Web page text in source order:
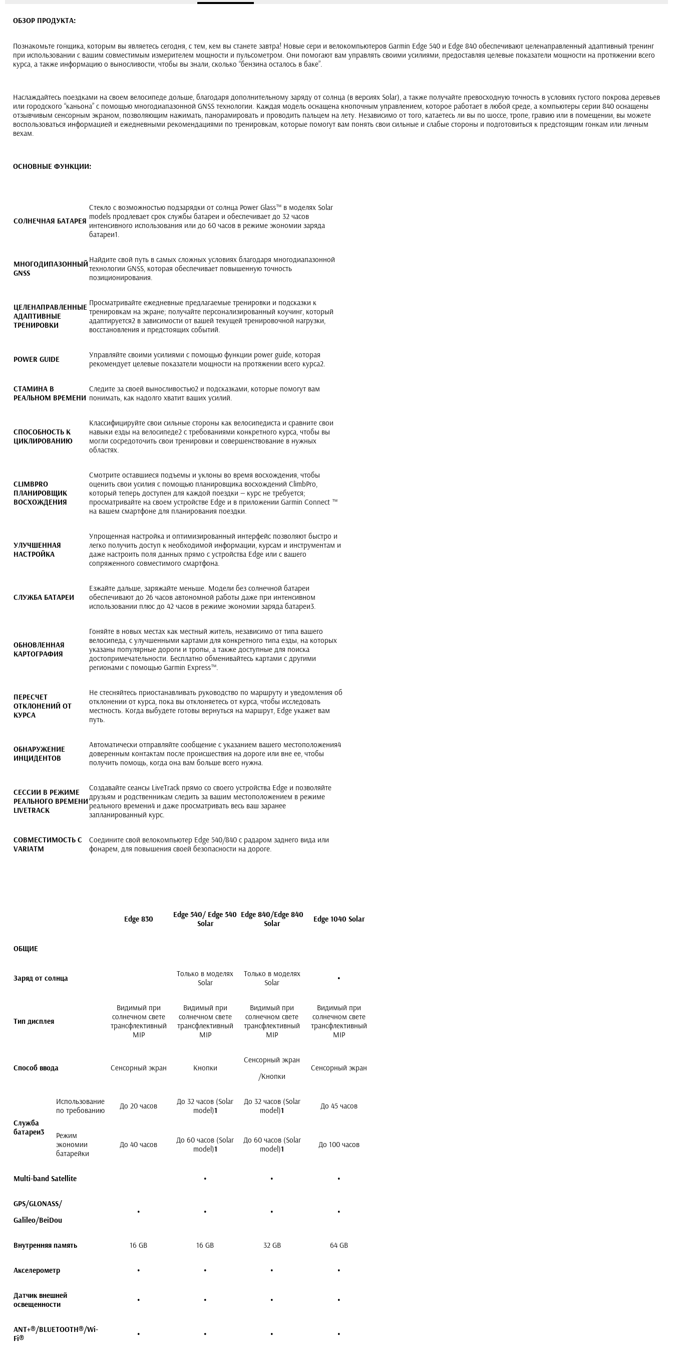
ОБЗОР ПРОДУКТА:
Познакомьте гонщика, которым вы являетесь сегодня, с тем, кем вы станете завтра! Новые сери и велокомпьютеров Garmin Edge 540 и Edge 840 обеспечивают целенаправленный адаптивный тренинг
при использовании с вашим совместимым измерителем мощности и пульсометром. Они помогают вам управлять своими усилиями, предоставляя целевые показатели мощности на протяжении всего
курса, а также информацию о выносливости, чтобы вы знали, сколько “бензина осталось в баке”.
Наслаждайтесь поездками на своем велосипеде дольше, благодаря дополнительному заряду от солнца (в версиях Solar), а также получайте превосходную точность в условиях густого покрова деревьев
или городского “каньона” с помощью многодиапазонной GNSS технологии. Каждая модель оснащена кнопочным управлением, которое работает в любой среде, а компьютеры серии 840 оснащены
отзывчивым сенсорным экраном, позволяющим нажимать, панорамировать и проводить пальцем на лету. Независимо от того, катаетесь ли вы по шоссе, тропе, гравию или в помещении, вы можете
воспользоваться информацией и ежедневными рекомендациями по тренировкам, которые помогут вам понять свои сильные и слабые стороны и подготовиться к предстоящим гонкам или личным
вехам.
ОСНОВНЫЕ ФУНКЦИИ:
СОЛНЕЧНАЯ БАТАРЕЯ
Стекло с возможностью подзарядки от солнца Power Glass™ в моделях Solar
models продлевает срок службы батареи и обеспечивает до 32 часов
интенсивного использования или до 60 часов в режиме экономии заряда
батареи1.
МНОГОДИПАЗОННЫЙ
GNSS
Найдите свой путь в самых сложных условиях благодаря многодиапазонной
технологии GNSS, которая обеспечивает повышенную точность
позиционирования.
ЦЕЛЕНАПРАВЛЕННЫЕ
АДАПТИВНЫЕ
ТРЕНИРОВКИ
Просматривайте ежедневные предлагаемые тренировки и подсказки к
тренировкам на экране; получайте персонализированный коучинг, который
адаптируется2 в зависимости от вашей текущей тренировочной нагрузки,
восстановления и предстоящих событий.
POWER GUIDE
Управляйте своими усилиями с помощью функции power guide, которая
рекомендует целевые показатели мощности на протяжении всего курса2.
СТАМИНА В
РЕАЛЬНОМ ВРЕМЕНИ
Следите за своей выносливостью2 и подсказками, которые помогут вам
понимать, как надолго хватит ваших усилий.
СПОСОБНОСТЬ К
ЦИКЛИРОВАНИЮ
Классифицируйте свои сильные стороны как велосипедиста и сравните свои
навыки езды на велосипеде2 с требованиями конкретного курса, чтобы вы
могли сосредоточить свои тренировки и совершенствование в нужных
областях.
CLIMBPRO
ПЛАНИРОВЩИК
ВОСХОЖДЕНИЯ
Смотрите оставшиеся подъемы и уклоны во время восхождения, чтобы
оценить свои усилия с помощью планировщика восхождений ClimbPro,
который теперь доступен для каждой поездки — курс не требуется;
просматривайте на своем устройстве Edge и в приложении Garmin Connect ™
на вашем смартфоне для планирования поездки.
УЛУЧШЕННАЯ
НАСТРОЙКА
Упрощенная настройка и оптимизированный интерфейс позволяют быстро и
легко получить доступ к необходимой информации, курсам и инструментам и
даже настроить поля данных прямо с устройства Edge или с вашего
сопряженного совместимого смартфона.
СЛУЖБА БАТАРЕИ
Езжайте дальше, заряжайте меньше. Модели без солнечной батареи
обеспечивают до 26 часов автономной работы даже при интенсивном
использовании плюс до 42 часов в режиме экономии заряда батареи3.
ОБНОВЛЕННАЯ
КАРТОГРАФИЯ
Гоняйте в новых местах как местный житель, независимо от типа вашего
велосипеда, с улучшенными картами для конкретного типа езды, на которых
указаны популярные дороги и тропы, а также доступные для поиска
достопримечательности. Бесплатно обменивайтесь картами с другими
регионами с помощью Garmin Express™.
ПЕРЕСЧЕТ
ОТКЛОНЕНИЙ ОТ
КУРСА
Не стесняйтесь приостанавливать руководство по маршруту и уведомления об
отклонении от курса, пока вы отклоняетесь от курса, чтобы исследовать
местность. Когда выбудете готовы вернуться на маршрут, Edge укажет вам
путь.
ОБНАРУЖЕНИЕ
ИНЦИДЕНТОВ
Автоматически отправляйте сообщение с указанием вашего местоположения4
доверенным контактам после происшествия на дороге или вне ее, чтобы
получить помощь, когда она вам больше всего нужна.
СЕССИИ В РЕЖИМЕ
РЕАЛЬНОГО ВРЕМЕНИ
LIVETRACK
Создавайте сеансы LiveTrack прямо со своего устройства Edge и позволяйте
друзьям и родственникам следить за вашим местоположением в режиме
реального времени4 и даже просматривать весь ваш заранее
запланированный курс.
СОВМЕСТИМОСТЬ С
VARIATM
Соедините свой велокомпьютер Edge 540/840 с радаром заднего вида или
фонарем, для повышения своей безопасности на дороге.
Edge 830
Edge 540/ Edge 540
Solar
Edge 840/Edge 840
Solar
Edge 1040 Solar
ОБЩИЕ
Заряд от солнца
Только в моделях
Solar
Только в моделях
Solar
•
Тип дисплея
Видимый при
солнечном свете
трансфлективный
MIP
Видимый при
солнечном свете
трансфлективный
MIP
Видимый при
солнечном свете
трансфлективный
MIP
Видимый при
солнечном свете
трансфлективный
MIP
Способ ввода Сенсорный экран Кнопки
Сенсорный экран
/Кнопки
Сенсорный экран
Служба
батареи3
Использование
по требованию
До 20 часов
До 32 часов (Solar
model)1
До 32 часов (Solar
model)1
До 45 часов
Режим
экономии
батарейки
До 40 часов
До 60 часов (Solar
model)1
До 60 часов (Solar
model)1
До 100 часов
Multi-band Satellite • • •
GPS/GLONASS/
Galileo/ BeiDou
• • • •
Внутренняя память 16 GB 16 GB 32 GB 64 GB
Акселерометр • • • •
Датчик внешней
освещенности
• • • •
ANT+®/BLUETOOTH ®/Wi-
Fi®
• • • •